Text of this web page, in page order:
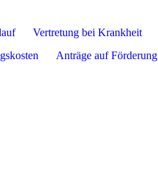
Vertretung bei Krankheit
Anträge auf Förderung